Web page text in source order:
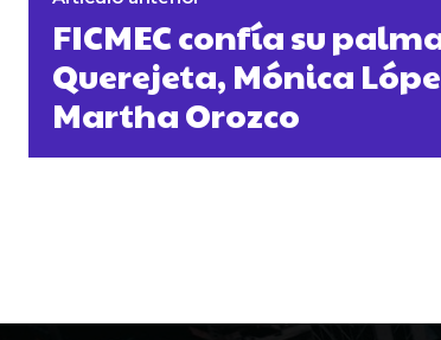
FICMEC confía su
Querejeta, Mónica
Martha Orozco